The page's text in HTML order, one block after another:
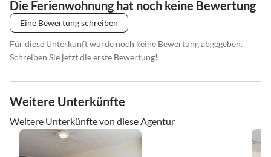
Die Ferienwohnung hat noch keine Bewertung
Eine Bewertung schreiben
Für diese Unterkunft wurde noch keine Bewertung abgegeben.
Schreiben Sie jetzt die erste Bewertung!
Weitere Unterkünfte
Weitere Unterkünfte von diese Agentur